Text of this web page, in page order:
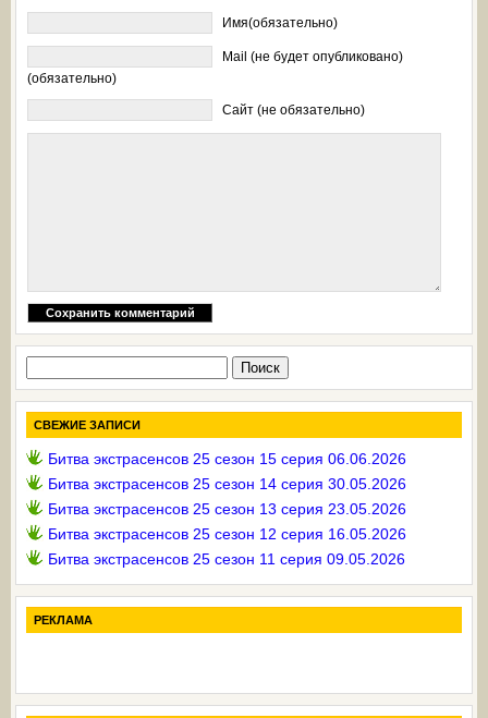
Имя(обязательно)
Mail (не будет опубликовано)
(обязательно)
Сайт (не обязательно)
СВЕЖИЕ ЗАПИСИ
Битва экстрасенсов 25 сезон 15 серия 06.06.2026
Битва экстрасенсов 25 сезон 14 серия 30.05.2026
Битва экстрасенсов 25 сезон 13 серия 23.05.2026
Битва экстрасенсов 25 сезон 12 серия 16.05.2026
Битва экстрасенсов 25 сезон 11 серия 09.05.2026
РЕКЛАМА